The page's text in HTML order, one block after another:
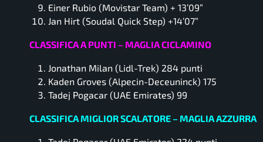
Einer Rubio (Movistar Team) + 13’09”
Jan Hirt (Soudal Quick Step) +14’07”
CLASSIFICA A PUNTI – MAGLIA CICLAMINO
Jonathan Milan (Lidl-Trek) 284 punti
Kaden Groves (Alpecin-Deceuninck) 175
Tadej Pogacar (UAE Emirates) 99
CLASSIFICA MIGLIOR SCALATORE – MAGLIA AZZURRA